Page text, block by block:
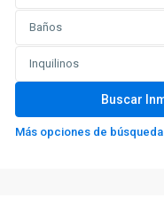
Baños
Inquilinos
Más opciones de búsqueda